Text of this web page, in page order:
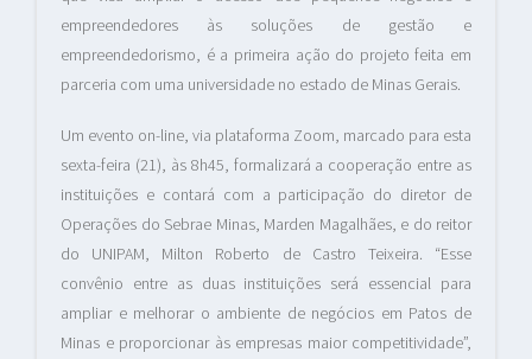
empreendedores às soluções de gestão e
empreendedorismo, é a primeira ação do projeto feita em
parceria com uma universidade no estado de Minas Gerais.
Um evento on-line, via plataforma Zoom, marcado para esta
sexta-feira (21), às 8h45, formalizará a cooperação entre as
instituições e contará com a participação do diretor de
Operações do Sebrae Minas, Marden Magalhães, e do reitor
do UNIPAM, Milton Roberto de Castro Teixeira. “Esse
convênio entre as duas instituições será essencial para
ampliar e melhorar o ambiente de negócios em Patos de
Minas e proporcionar às empresas maior competitividade”,